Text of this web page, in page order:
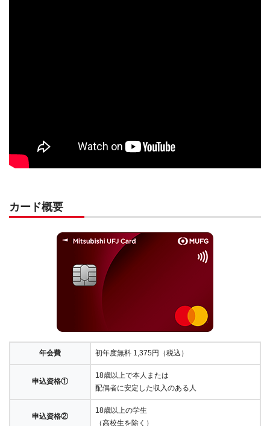
カード概要
年会費 初年度無料 1,375円（税込）
申込資格①
18歳以上で本人または
配偶者に安定した収入のある人
申込資格②
18歳以上の学生
（高校生を除く）